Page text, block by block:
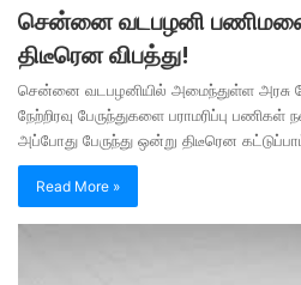
சென்னை வடபழனி
திடீரென விபத்து!
சென்னை வடபழனியில் அமைந்துள்ள அரசு
நேற்றிரவு பேருந்துகளை பராமரிப்பு
அப்போது பேருந்து ஒன்று திடீரென
Read More »